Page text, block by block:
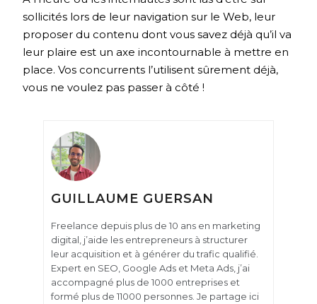
sollicités lors de leur navigation sur le Web, leur
proposer du contenu dont vous savez déjà qu’il va
leur plaire est un axe incontournable à mettre en
place. Vos concurrents l’utilisent sûrement déjà,
vous ne voulez pas passer à côté !
GUILLAUME GUERSAN
Freelance depuis plus de 10 ans en marketing
digital, j’aide les entrepreneurs à structurer
leur acquisition et à générer du trafic qualifié.
Expert en SEO, Google Ads et Meta Ads, j’ai
accompagné plus de 1000 entreprises et
formé plus de 11000 personnes. Je partage ici